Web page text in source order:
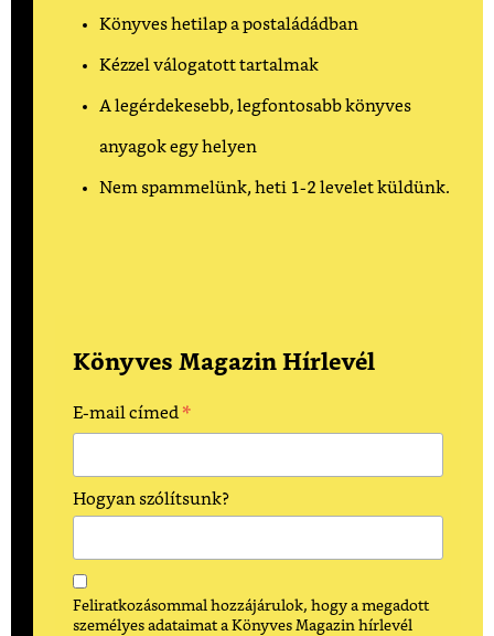
Könyves hetilap a postaládádban
Kézzel válogatott tartalmak
A legérdekesebb, legfontosabb könyves
anyagok egy helyen
Nem spammelünk, heti 1-2 levelet küldünk.
Könyves Magazin Hírlevél
E-mail címed*
Hogyan szólítsunk?
Feliratkozásommal hozzájárulok, hogy a megadott
személyes adataimat a Könyves Magazin hírlevél